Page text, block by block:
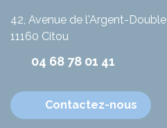
42, Avenue de l'Argent-Double
11160 Citou
04 68 78 01 41
Contactez-nous